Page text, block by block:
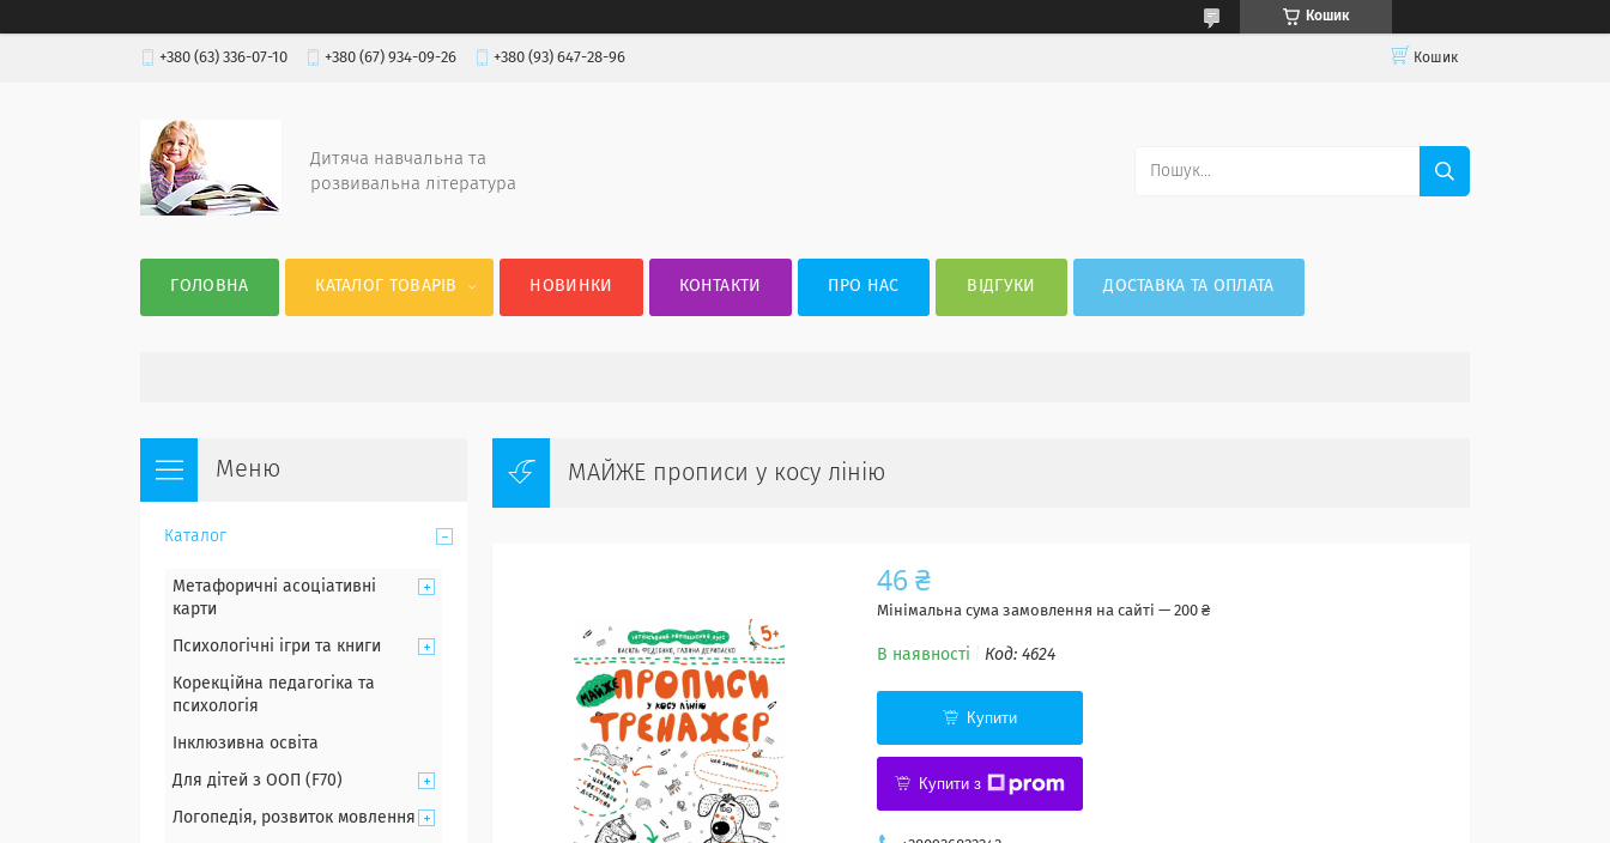
Кошик
+380 (63) 336-07-10 +380 (67) 934-09-26 +380 (93) 647-28-96 Кошик
Дитяча навчальна та
розвивальна література
ГОЛОВНА КАТАЛОГ ТОВАРІВ НОВИНКИ КОНТАКТИ ПРО НАС ВІДГУКИ ДОСТАВКА ТА ОПЛАТА
МАЙЖЕ прописи у косу лінію
46 ₴
Мінімальна сума замовлення на сайті — 200 ₴
В наявності Код: 4624
Купити
Купити з
Каталог
Метафоричні асоціативні
карти
Психологічні ігри та книги
Корекційна педагогіка та
психологія
Інклюзивна освіта
Для дітей з ООП (F70)
Логопедія, розвиток мовлення